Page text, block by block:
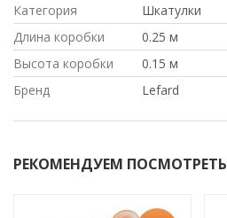
Категория
Шкатулки
Длина коробки
0.25 м
Высота коробки
0.15 м
Бренд
Lefard
РЕКОМЕНДУЕМ ПОСМОТРЕТЬ